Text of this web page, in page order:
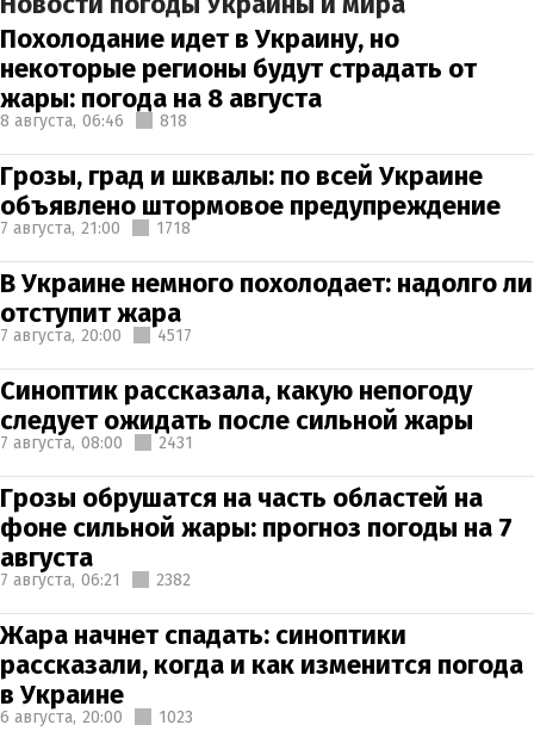
Похолодание идет в Украину, но
некоторые регионы будут страдать от
жары: погода на 8 августа
8 августа, 06:46 818
Грозы, град и шквалы: по всей Украине
объявлено штормовое предупреждение
7 августа, 21:00 1718
В Украине немного похолодает: надолго ли
отступит жара
7 августа, 20:00 4517
Синоптик рассказала, какую непогоду
следует ожидать после сильной жары
7 августа, 08:00 2431
Грозы обрушатся на часть областей на
фоне сильной жары: прогноз погоды на 7
августа
7 августа, 06:21 2382
Жара начнет спадать: синоптики
рассказали, когда и как изменится погода
в Украине
6 августа, 20:00 1023